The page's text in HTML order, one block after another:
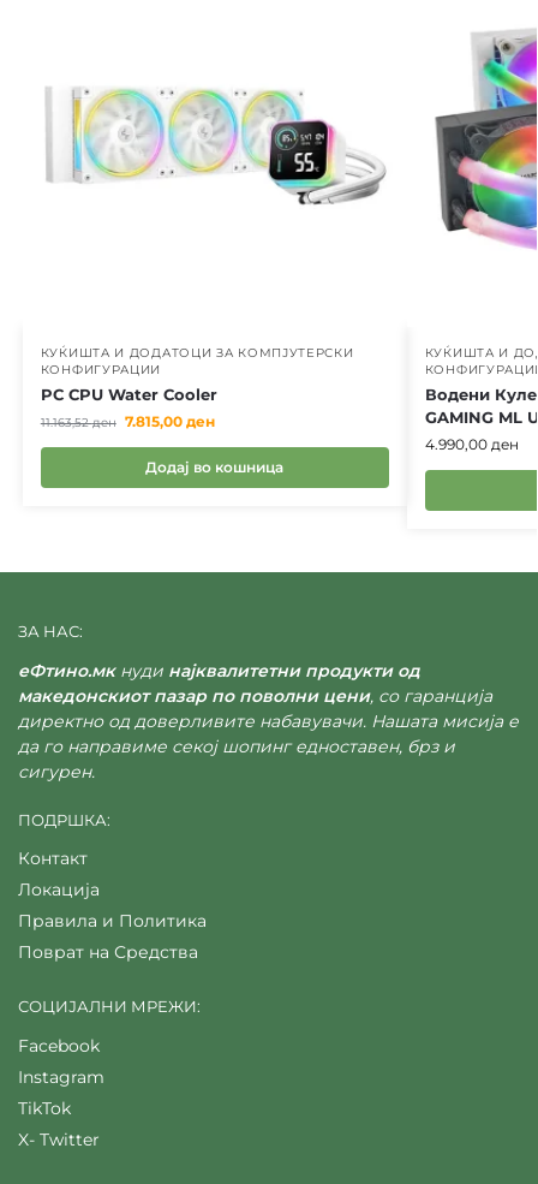
КУЌИШТА И ДОДАТОЦИ ЗА КОМПЈУТЕРСКИ
КОНФИГУРАЦИИ
PC CPU Water Cooler
11.163,52ден 7.815,00 ден
Додај во кошница
КУЌИШТА И
Водени
GAMING ML
4.990,00 ден
ЗА НАС:
еФтино.мкнуди најквалитетни продукти од
македонскиот пазар по поволни цени, со гаранција
директно од доверливите набавувачи. Нашата мисија е
да го направиме секој шопинг едноставен, брз и
сигурен.
ПОДРШКА:
Контакт
Локација
Правила и Политика
Поврат на Средства
СОЦИЈАЛНИ МРЕЖИ:
Facebook
Instagram
TikTok
X- Twitter